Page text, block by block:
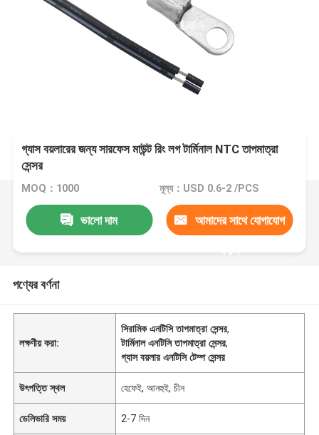
গ্যাস বয়লারের জন্য সারফেস মাউন্ট রিং লগ টার্মিনাল NTC তাপমাত্রা
সেন্সর
MOQ：1000 মূল্য：USD 0.6-2 /PCS
ভালো দাম আমাদের সাথে যোগাযোগ
করুন
পণ্যের বর্ণনা
লক্ষণীয় করা:
সিরামিক এনটিসি তাপমাত্রা সেন্সর,
টার্মিনাল এনটিসি তাপমাত্রা সেন্সর,
গ্যাস বয়লার এনটিসি টেম্প সেন্সর
উৎপত্তি স্থল হেফেই, আনহুই, চীন
ডেলিভারি সময় 2-7 দিন